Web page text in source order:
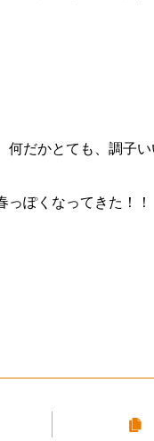
だかとても、調子い
ぽくなってきた！！